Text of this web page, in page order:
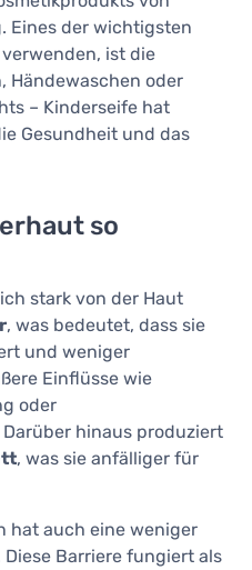
Eines der wichtigsten
ist die
Händewaschen oder
– Kinderseife hat
Gesundheit und das
so
stark von der Haut
, was bedeutet, dass sie
und weniger
Einflüsse wie
oder
hinaus produziert
, was sie anfälliger für
hat auch eine weniger
Barriere fungiert als